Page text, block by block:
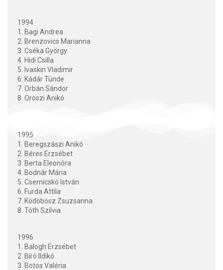
1994
1. Bagi Andrea
2. Brenzovics Marianna
3. Cséka György
4. Hidi Csilla
5. Ivaskin Vladimir
6. Kádár Tünde
7. Orbán Sándor
8. Oroszi Anikó
1995
1. Beregszászi Anikó
2. Béres Erzsébet
3. Berta Eleonóra
4. Bodnár Mária
5. Csernicskó István
6. Furda Attila
7. Ködöböcz Zsuzsanna
8. Tóth Szilvia
1996
1. Balogh Erzsébet
2. Bíró Ildikó
3. Botos Valéria